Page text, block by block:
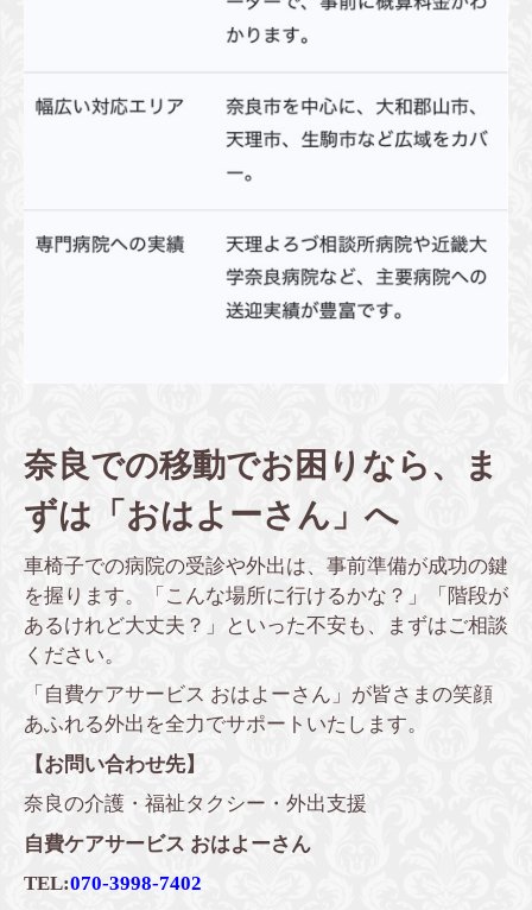
奈良での移動でお困りなら、ま
ずは「おはよーさん」へ
車椅子での病院の受診や外出は、事前準備が成功の鍵
を握ります。「こんな場所に行けるかな？」「階段が
あるけれど大丈夫？」といった不安も、まずはご相談
ください。
「自費ケアサービス おはよーさん」が皆さまの笑顔
あふれる外出を全力でサポートいたします。
【お問い合わせ先】
奈良の介護 ・福祉タクシー・外出支援
自費ケアサービス おはよーさん
TEL:070-3998-7402